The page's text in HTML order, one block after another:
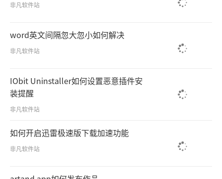
非凡软件站
word英文间隔忽大忽小如何解决
非凡软件站
IObit Uninstaller如何设置恶意插件安
装提醒
非凡软件站
如何开启迅雷极速版下载加速功能
非凡软件站